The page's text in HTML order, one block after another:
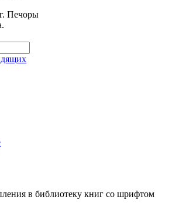
Печоры
в библиотеку книг со шрифтом